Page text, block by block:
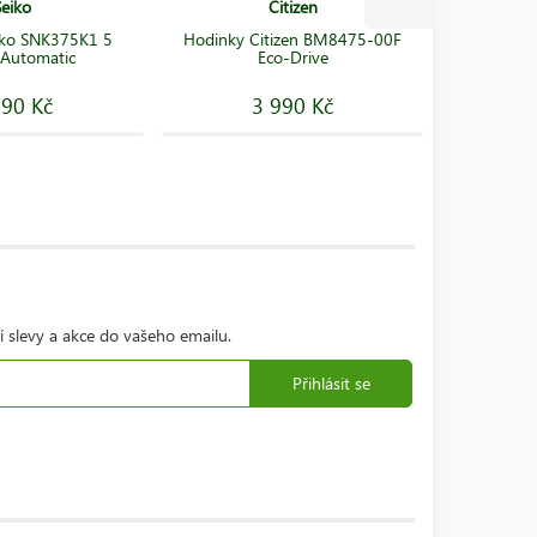
SNK375K1 5
Kč
Citizen
Hodinky Citizen BM8475-00F
Eco-Drive
3 990 Kč
a akce do vašeho emailu.
Přihlásit se